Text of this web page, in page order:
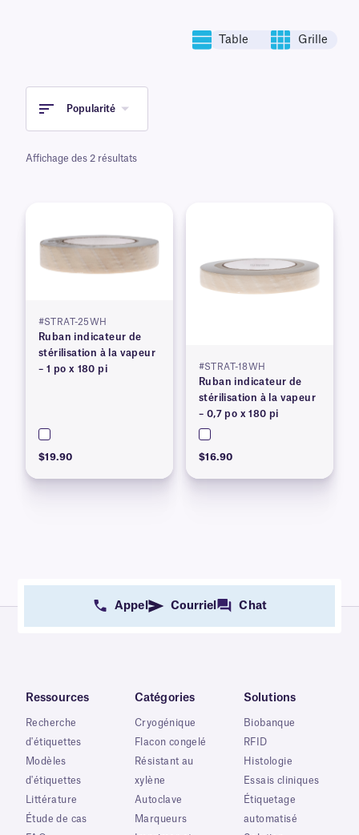
Table Grille
Popularité
Affichage des 2 résultats
#STRAT-25WH
Ruban indicateur de
stérilisation à la vapeur
– 1 po x 180 pi
$19.90
#STRAT-18WH
Ruban indicateur de
stérilisation à la vapeur
– 0,7 po x 180 pi
$16.90
Appel Courriel Chat
Ressources
Recherche
d'étiquettes
Modèles
d'étiquettes
Littérature
Étude de cas
Catégories
Cryogénique
Flacon congelé
Résistant au
xylène
Autoclave
Marqueurs
Solutions
Biobanque
RFID
Histologie
Essais cliniques
Étiquetage
automatisé